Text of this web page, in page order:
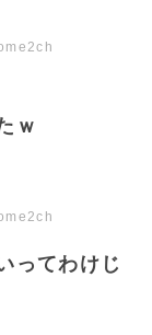
ｗ
ってわけじ